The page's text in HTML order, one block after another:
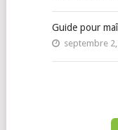
Guide pour
septembre